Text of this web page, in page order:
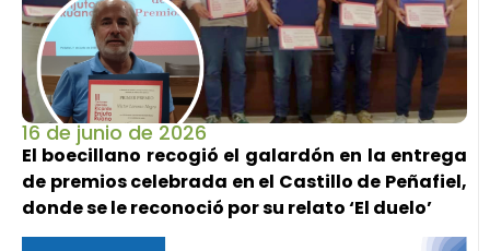
16 de junio de 2026
El boecillano recogió el galardón en la entrega
de premios celebrada en el Castillo de Peñafiel,
donde se le reconoció por su relato ‘El duelo’